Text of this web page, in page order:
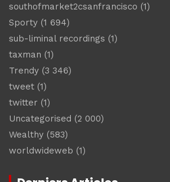
southofmarket2csanfrancisco (1)
Sporty (1 694)
sub-liminal recordings (1)
taxman (1)
Trendy (3 346)
tweet (1)
twitter (1)
Uncategorised (2 000)
Wealthy (583)
worldwideweb (1)